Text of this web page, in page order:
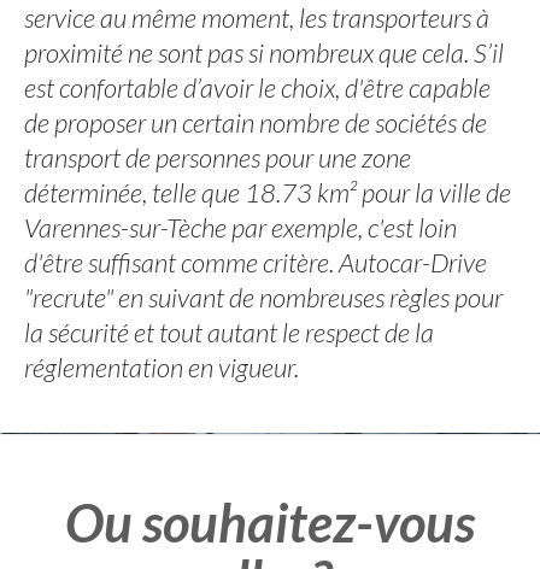
service au même moment, les transporteurs à
proximité ne sont pas si nombreux que cela. S’il
est confortable d’avoir le choix, d'être capable
de proposer un certain nombre de sociétés de
transport de personnes pour une zone
déterminée, telle que 18.73 km² pour la ville de
Varennes-sur-Tèche par exemple, c'est loin
d'être suffisant comme critère. Autocar-Drive
"recrute" en suivant de nombreuses règles pour
la sécurité et tout autant le respect de la
réglementation en vigueur.
Ou souhaitez-vous